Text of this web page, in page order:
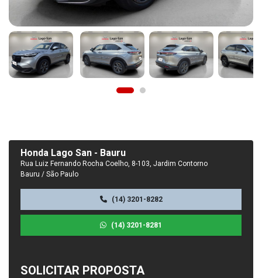
Honda Lago San - Bauru
Rua Luiz Fernando Rocha Coelho, 8-103, Jardim Contorno
Bauru / São Paulo
(14) 3201-8282
(14) 3201-8281
SOLICITAR PROPOSTA